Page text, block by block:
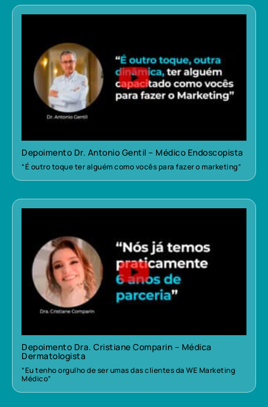
Depoimento Dr. Antonio Gentil – Médico Endoscopista
“É outro toque ter alguém como vocês para fazer o marketing”
Depoimento Dra. Cristiane Comparin – Médica
Dermatologista
“Eu tenho orgulho de ser umas das clientes da WE Marketing
Médico”